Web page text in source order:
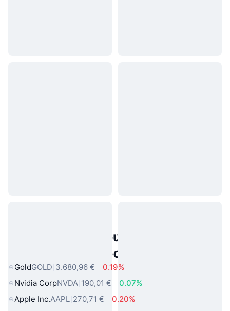
Δημοφιλή περιουσιακά στοιχεία
πραγματικού κόσμου
GoldGOLD 3.680,96 €
0.19%
Nvidia CorpNVDA 190,01 €
0.07%
Apple Inc.AAPL 270,71 €
0.20%